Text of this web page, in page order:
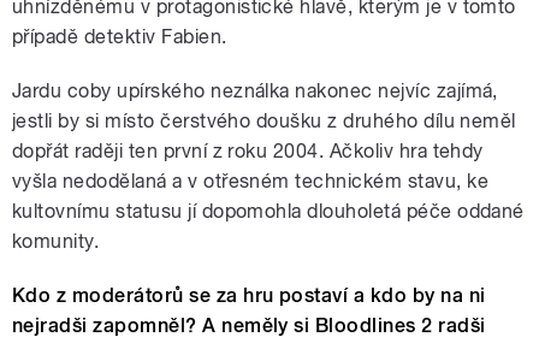
uhnízděnému v protagonistické hlavě, kterým je v tomto
případě detektiv Fabien.
Jardu coby upírského neználka nakonec nejvíc zajímá,
jestli by si místo čerstvého doušku z druhého dílu neměl
dopřát raději ten první z roku 2004. Ačkoliv hra tehdy
vyšla nedodělaná a v otřesném technickém stavu, ke
kultovnímu statusu jí dopomohla dlouholetá péče oddané
komunity.
Kdo z moderátorů se za hru postaví a kdo by na ni
nejradši zapomněl? A neměly si Bloodlines 2 radši